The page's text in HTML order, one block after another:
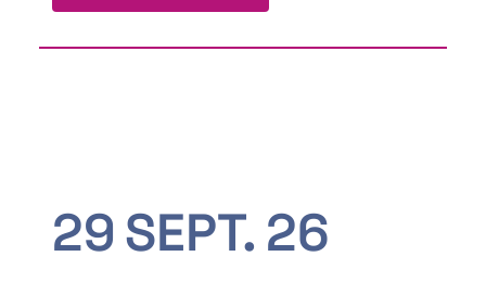
29SEPT. 26